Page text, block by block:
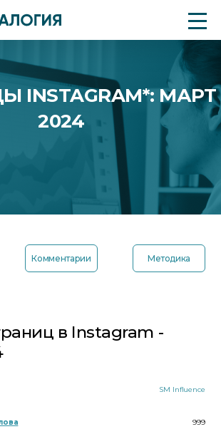
INSTAGRAM*: МАРТ
2024
Комментарии Методика
в Instagram -
SM Influence
999